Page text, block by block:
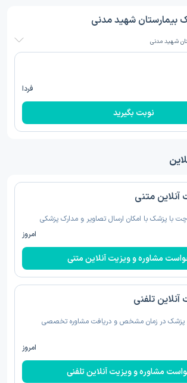
بیمارستان شهید مدنی
شهید مدنی
فردا
نوبت بگیرید
آنلاین متنی
چت با پزشک با امکان ارسال تصاویر و مدارک پزشکی
امروز
مشاوره و ویزیت آنلاین متنی
تلفنی
پزشک در زمان مشخص و دریافت مشاوره تخصصی
امروز
مشاوره و ویزیت آنلاین تلفنی